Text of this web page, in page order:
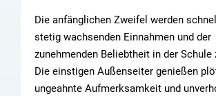
Die anfänglichen Zweifel werden
stetig wachsenden Einnahmen und der
zunehmenden Beliebtheit in der Schule
Die einstigen Außenseiter genießen
ungeahnte Aufmerksamkeit und